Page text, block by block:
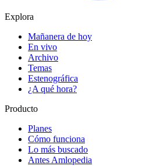
Explora
Mañanera de hoy
En vivo
Archivo
Temas
Estenográfica
¿A qué hora?
Producto
Planes
Cómo funciona
Lo más buscado
Antes Amlopedia